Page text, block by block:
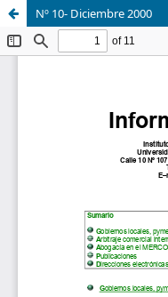
Nº 10- Diciembre 2000